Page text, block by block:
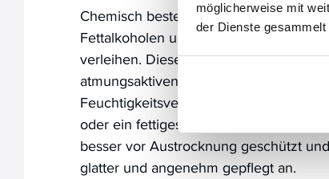
möglicherweise mit
der Dienste gesammelt
Chemisch besteht
Fettalkoholen und Wachsestern, die
verleihen. Diese Komponenten bilden
atmungsaktiven Film, der hilft, den
Feuchtigkeitsverlust zu reduzieren,
oder ein fettiges Gefühl zu
besser vor Austrocknung geschützt
glatter und angenehm gepflegt an.